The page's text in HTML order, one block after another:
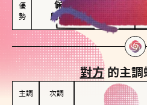
優
勢
保持戀愛新鮮感
用心策劃浪漫驚喜
對方的主調
主調 次調